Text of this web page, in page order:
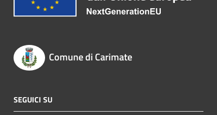
Comune di Carimate
SEGUICI SU